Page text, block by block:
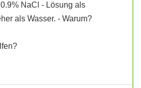
NaCl - Lösung als
als Wasser. - Warum?